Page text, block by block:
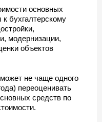
основных
к бухгалтерскому
модернизации,
объектов
не чаще одного
переоценивать
средств по